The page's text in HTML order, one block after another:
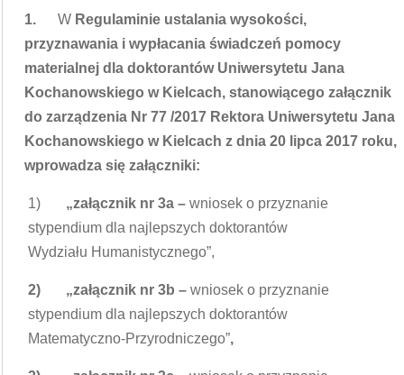
1. W Regulaminie ustalania wysokości,
przyznawania i wypłacania świadczeń pomocy
materialnej dla doktorantów Uniwersytetu Jana
Kochanowskiego w Kielcach, stanowiącego załącznik
do zarządzenia Nr 77 /2017 Rektora Uniwersytetu Jana
Kochanowskiego w Kielcach z dnia 20 lipca 2017 roku,
wprowadza się załączniki:
1) „załącznik nr 3a –wniosek o przyznanie
stypendium dla najlepszych doktorantów
Wydziału Humanistycznego”,
2) „załącznik nr 3b –wniosek o przyznanie
stypendium dla najlepszych doktorantów
Matematyczno-Przyrodniczego”,